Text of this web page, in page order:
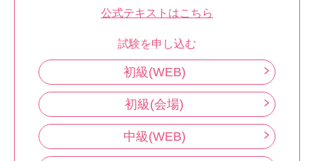
公式テキストはこちら
試験を申し込む
初級(WEB)
初級(会場)
中級(WEB)